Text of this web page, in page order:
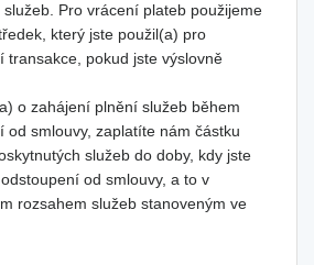
Pro vrácení plateb použijeme
který jste použil(a) pro
transakce, pokud jste výslovně
o zahájení plnění služeb během
od smlouvy, zaplatíte nám částku
služeb do doby, kdy jste
od smlouvy, a to v
rozsahem služeb stanoveným ve